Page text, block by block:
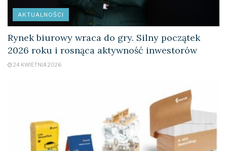
forbes hurtownia
książki
Logistyka sławomir Żywczak
AKTUALNOŚCI
Rynek biurowy wraca do gry. Silny początek
2026 roku i rosnąca aktywność inwestorów
24 KWIETNIA 2026